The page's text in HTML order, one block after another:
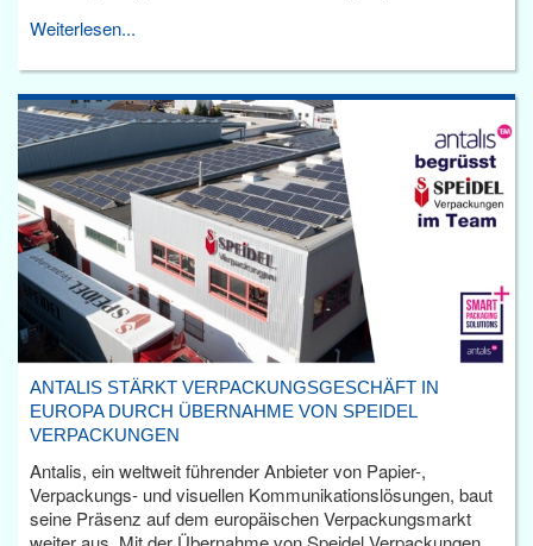
Weiterlesen...
ANTALIS STÄRKT VERPACKUNGSGESCHÄFT IN
EUROPA DURCH ÜBERNAHME VON SPEIDEL
VERPACKUNGEN
Antalis, ein weltweit führender Anbieter von Papier-,
Verpackungs- und visuellen Kommunikationslösungen, baut
seine Präsenz auf dem europäischen Verpackungsmarkt